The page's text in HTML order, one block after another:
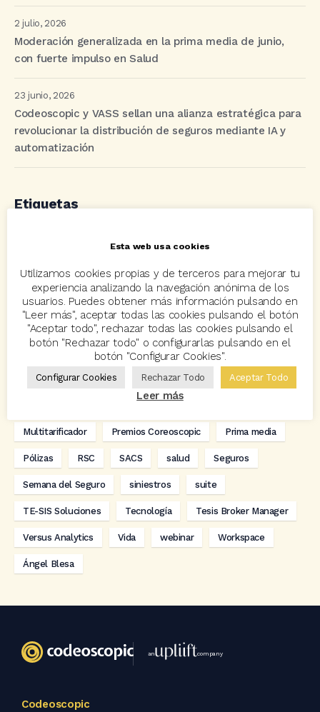
2 julio, 2026
Moderación generalizada en la prima media de junio,
con fuerte impulso en Salud
23 junio, 2026
Codeoscopic y VASS sellan una alianza estratégica para
revolucionar la distribución de seguros mediante IA y
automatización
Etiquetas
Acuerdos Allianz asisa
Avant2 Avant2 Sales Manager ayudas Bcover
Carlos Rovira Codeoscopic Codeoscopic Academy
Codeoscopic Workspace Coverize Decesos
Eventos formación
hogar Innovación Innova Ibérica
Multitarificador Premios Coreoscopic Prima media
Pólizas RSC SACS salud Seguros
Semana del Seguro siniestros suite
TE-SIS Soluciones Tecnología Tesis Broker Manager
Versus Analytics Vida webinar Workspace
Ángel Blesa
an company
Codeoscopic
Esta web usa cookies
Utilizamos cookies propias y de terceros para mejorar tu
experiencia analizando la navegación anónima de los
usuarios. Puedes obtener más información pulsando en
"Leer más", aceptar todas las cookies pulsando el botón
"Aceptar todo", rechazar todas las cookies pulsando el
botón "Rechazar todo" o configurarlas pulsando en el
botón "Configurar Cookies".
Configurar Cookies Rechazar Todo Aceptar Todo
Leer más